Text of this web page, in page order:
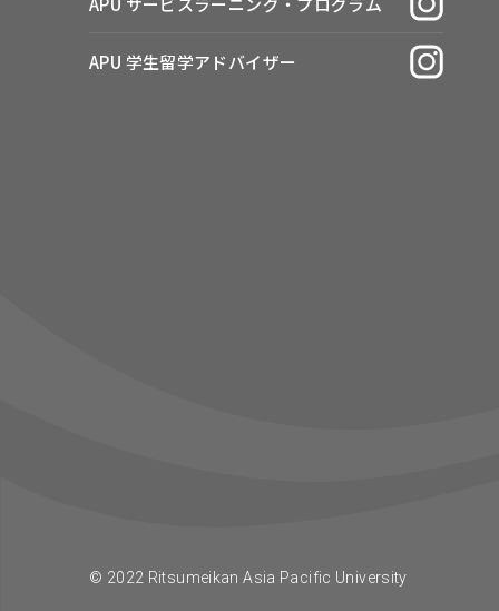
APU 学生留学アドバイザー
© 2022 Ritsumeikan Asia Pacific University